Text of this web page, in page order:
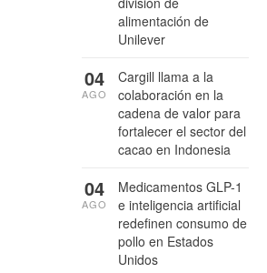
alimentación de
Unilever
Cargill llama a la
colaboración en la
cadena de valor para
fortalecer el sector del
cacao en Indonesia
04
AGO
Medicamentos GLP-1
e inteligencia artificial
redefinen consumo de
pollo en Estados
Unidos
04
AGO